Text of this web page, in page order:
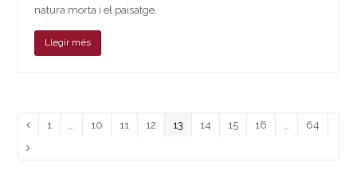
natura morta i el paisatge.
Llegir més
Previous
Page
1 Page
10 Page
11 Page
12 Page
13 Page
14 Page
15 Page
16 Page
64
Next